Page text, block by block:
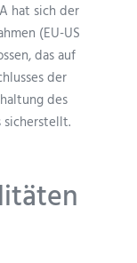
hat sich der
(EU-US
das auf
der
des
sicherstellt.